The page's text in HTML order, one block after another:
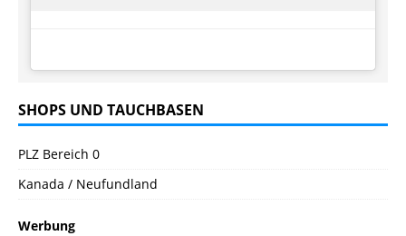
SHOPS UND TAUCHBASEN
PLZ Bereich 0
Kanada / Neufundland
Werbung